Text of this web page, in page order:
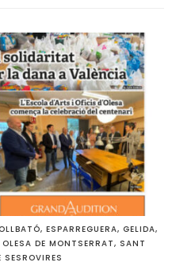
, ESPARREGUERA, GELIDA,
OLESA DE MONTSERRAT, SANT
SESROVIRES